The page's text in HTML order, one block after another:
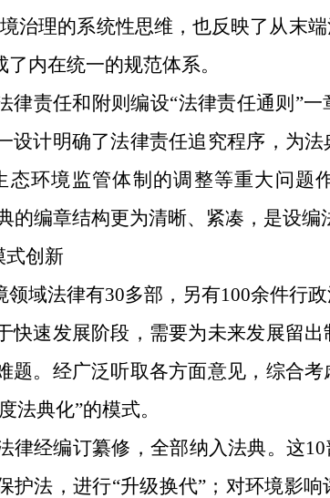
治理的系统性思维，也反映了从末
内在统一的规范体系。
律责任和附则编设“法律责任通则”
设计明确了法律责任追究程序，为
环境监管体制的调整等重大问题
的编章结构更为清晰、紧凑，是设编
式创新
领域法律有30多部，另有100余件行政
快速发展阶段，需要为未来发展留
题。经广泛听取各方面意见，综合
法典化”的模式。
律经编订纂修，全部纳入法典。这10
法，进行“升级换代”；对环境影